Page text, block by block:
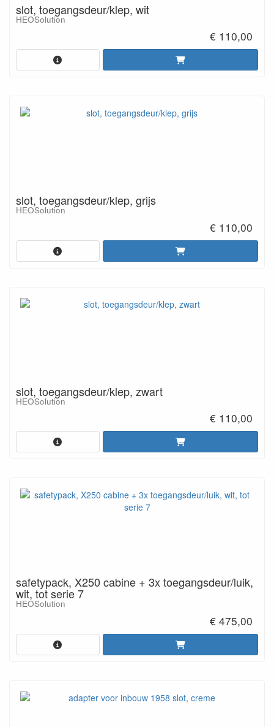
slot, toegangsdeur/klep, wit
HEOSolution
€ 110,00
slot, toegangsdeur/klep, grijs
HEOSolution
€ 110,00
slot, toegangsdeur/klep, zwart
HEOSolution
€ 110,00
safetypack, X250 cabine + 3x toegangsdeur/luik,
wit, tot serie 7
HEOSolution
€ 475,00